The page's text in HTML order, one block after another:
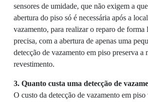
sensores de umidade, que não exigem a
abertura do piso só é necessária após a
vazamento, para realizar o reparo de forma
precisa, com a abertura de apenas uma
detecção de vazamento em piso preserva a
revestimento.
3. Quanto custa uma detecção de
O custo da detecção de vazamento em